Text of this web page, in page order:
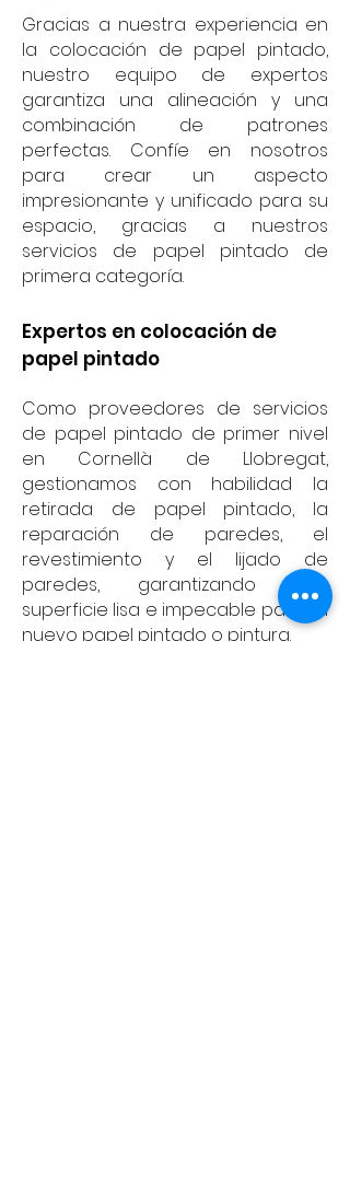
Gracias a nuestra experiencia en
la colocación de papel pintado,
nuestro equipo de expertos
garantiza una alineación y una
combinación de patrones
perfectas. Confíe en nosotros
para crear un aspecto
impresionante y unificado para su
espacio, gracias a nuestros
servicios de papel pintado de
primera categoría.
Expertos en colocación de
papel pintado
Como proveedores de servicios
de papel pintado de primer nivel
en Cornellà de Llobregat,
gestionamos con habilidad la
retirada de papel pintado, la
reparación de paredes, el
revestimiento y el lijado de
paredes, garantizando una
superficie lisa e impecable para su
nuevo papel pintado o pintura.